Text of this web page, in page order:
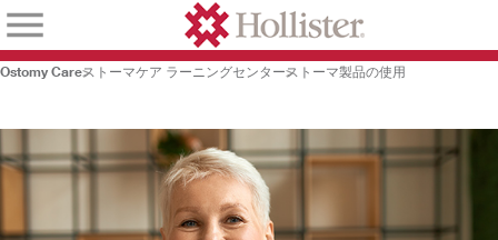
Ostomy Careストーマケア ラーニングセンターストーマ製品の使用